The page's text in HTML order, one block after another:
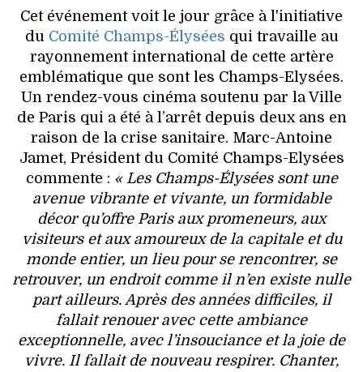
Cet événement voit le jour grâce à l'initiative
du Comité Champs-Élysées qui travaille au
rayonnement international de cette artère
emblématique que sont les Champs-Elysées.
Un rendez-vous cinéma soutenu par la Ville
de Paris qui a été à l’arrêt depuis deux ans en
raison de la crise sanitaire. Marc-Antoine
Jamet, Président du Comité Champs-Elysées
commente : « Les Champs-Élysées sont une
avenue vibrante et vivante, un formidable
décor qu’offre Paris aux promeneurs, aux
visiteurs et aux amoureux de la capitale et du
monde entier, un lieu pour se rencontrer, se
retrouver, un endroit comme il n’en existe nulle
part ailleurs. Après des années difficiles, il
fallait renouer avec cette ambiance
exceptionnelle, avec l’insouciance et la joie de
vivre. Il fallait de nouveau respirer. Chanter,